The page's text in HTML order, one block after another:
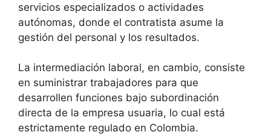
servicios especializados o actividades
autónomas, donde el contratista asume la
gestión del personal y los resultados.
La intermediación laboral, en cambio, consiste
en suministrar trabajadores para que
desarrollen funciones bajo subordinación
directa de la empresa usuaria, lo cual está
estrictamente regulado en Colombia.